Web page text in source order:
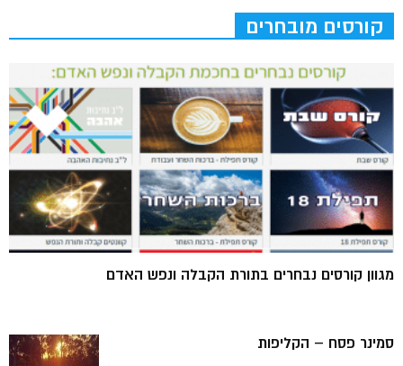
קורסים מובחרים
מגוון קורסים נבחרים בתורת הקבלה ונפש האדם
סמינר פסח – הקליפות